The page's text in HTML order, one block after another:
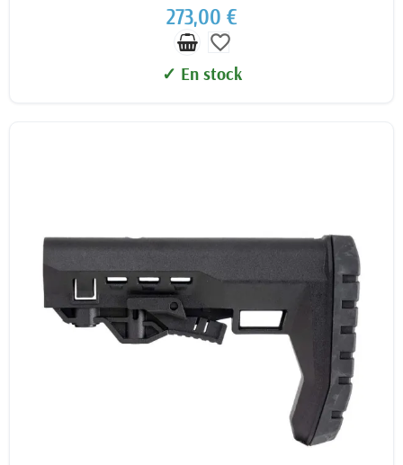
273,00 €
favorite_border
✓ En stock